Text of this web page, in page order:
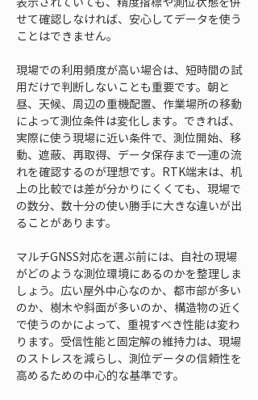
せて確認しなければ、安心してデータを使う
ことはできません。
現場での利用頻度が高い場合は、短時間の試
用だけで判断しないことも重要です。朝と
昼、天候、周辺の重機配置、作業場所の移動
によって測位条件は変化します。できれば、
実際に使う現場に近い条件で、測位開始、移
動、遮蔽、再取得、データ保存まで一連の流
れを確認するのが理想です。RTK端末は、机
上の比較では差が分かりにくくても、現場で
の数分、数十分の使い勝手に大きな違いが出
ることがあります。
マルチGNSS対応を選ぶ前には、自社の現場
がどのような測位環境にあるのかを整理しま
しょう。広い屋外中心なのか、都市部が多い
のか、樹木や斜面が多いのか、構造物の近く
で使うのかによって、重視すべき性能は変わ
ります。受信性能と固定解の維持力は、現場
のストレスを減らし、測位データの信頼性を
高めるための中心的な基準です。